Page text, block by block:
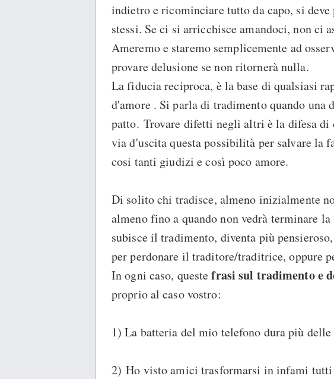
indietro e ricominciare tutto da capo, si
stessi. Se ci si arricchisce amandoci, non ci
Ameremo e staremo semplicemente ad
provare delusione se non ritornerà nulla.
La fiducia reciproca, è la base di qualsiasi
d'amore . Si parla di tradimento quando una
patto. Trovare difetti negli altri è la difesa di
via d'uscita questa possibilità per salvare la
cosi tanti giudizi e così poco amore.
Di solito chi tradisce, almeno inizialmente
almeno fino a quando non vedrà terminare
subisce il tradimento, diventa più
per perdonare il traditore/traditrice, oppure
In ogni caso, questefrasi sul tradimento e
proprio al caso vostro:
1) La batteria del mio telefono dura più delle
2) Ho visto amici trasformarsi in infami tutti